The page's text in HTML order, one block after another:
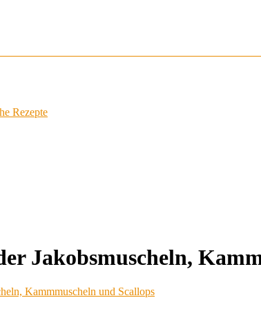
Rezepte
Jakobsmuscheln,